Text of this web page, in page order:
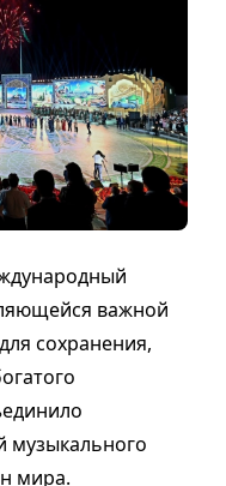
важной
сохранения,
музыкального
мира.